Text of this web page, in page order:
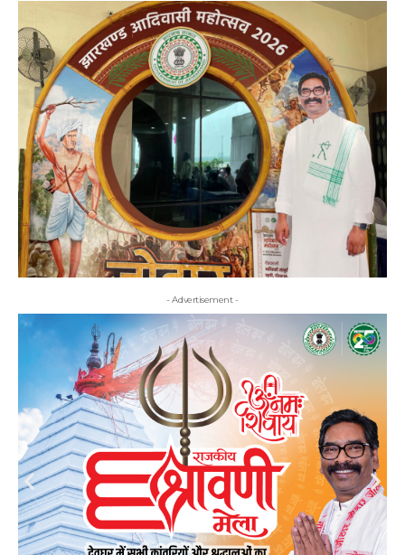
- Advertisement -